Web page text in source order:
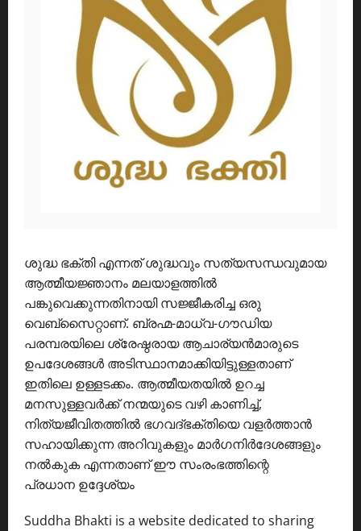
ശുദ്ധ ഭക്തി എന്നത് ശുദ്ധവും സത്യസന്ധവുമായ
ആത്മീയജ്ഞാനം മലയാളത്തിൽ
പങ്കുവെക്കുന്നതിനായി സജ്ജീകരിച്ച ഒരു
വെബ്സൈറ്റാണ്. ബ്രഹ്മ-മാധ്വ-ഗൗഡിയ
പരമ്പരയിലെ ശ്രേഷ്ഠരായ ആചാര്യൻമാരുടെ
ഉപദേശങ്ങൾ അടിസ്ഥാനമാക്കിയിട്ടുള്ളതാണ്
ഇതിലെ ഉള്ളടക്കം. ആത്മീയതയിൽ ഉറച്ച
മനസുള്ളവർക്ക് നന്മയുടെ വഴി കാണിച്ച്,
നിത്യജീവിതത്തിൽ ഭഗവദ്ഭക്തിയെ വളർത്താൻ
സഹായിക്കുന്ന അറിവുകളും മാർഗനിർദേശങ്ങളും
നൽകുക എന്നതാണ് ഈ സംരംഭത്തിന്റെ
പ്രധാന ഉദ്ദേശ്യം
Suddha Bhakti is a website dedicated to sharing